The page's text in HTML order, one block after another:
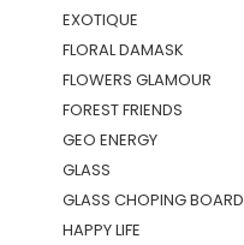
EXOTIQUE
FLORAL DAMASK
FLOWERS GLAMOUR
FOREST FRIENDS
GEO ENERGY
GLASS
GLASS CHOPING BOARD
HAPPY LIFE